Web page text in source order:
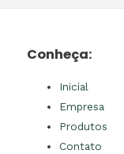
Conheça:
Inicial
Empresa
Produtos
Contato